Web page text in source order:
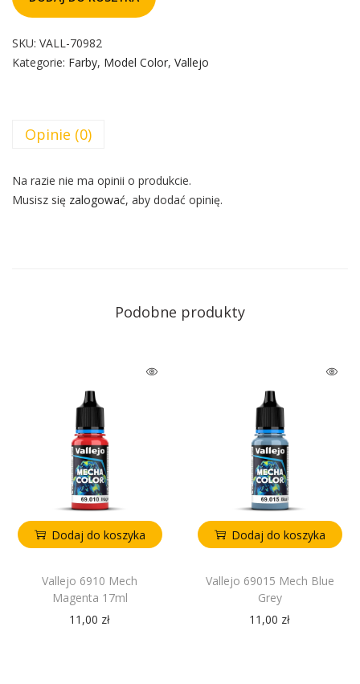
SKU: VALL-70982
Kategorie: Farby, Model Color, Vallejo
Opinie (0)
Na razie nie ma opinii o produkcie.
Musisz się zalogować, aby dodać opinię.
Podobne produkty
Dodaj do koszyka
Vallejo 6910 Mech
Magenta 17ml
11,00 zł
Dodaj do koszyka
Vallejo 69015 Mech Blue
Grey
11,00 zł